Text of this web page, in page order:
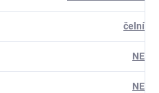
čelní
NE
NE